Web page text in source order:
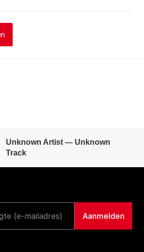
Unknown Artist — Unknown
Track